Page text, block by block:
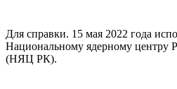
Для справки. 15 мая 2022 года
Национальному ядерному центру
(НЯЦ РК).